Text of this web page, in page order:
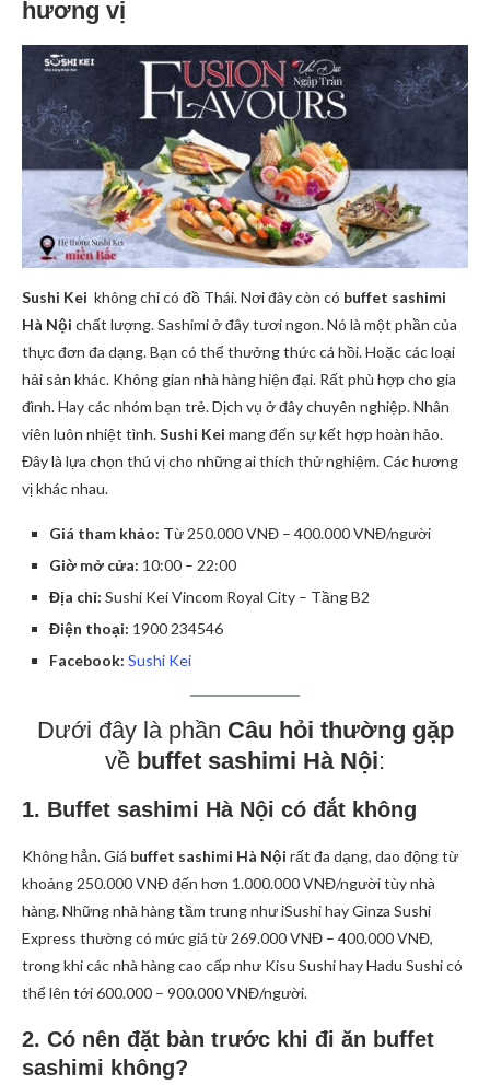
hương vị
Sushi Kei không chỉ có đồ Thái. Nơi đây còn có buffet sashimi
Hà Nội chất lượng. Sashimi ở đây tươi ngon. Nó là một phần của
thực đơn đa dạng. Bạn có thể thưởng thức cá hồi. Hoặc các loại
hải sản khác. Không gian nhà hàng hiện đại. Rất phù hợp cho gia
đình. Hay các nhóm bạn trẻ. Dịch vụ ở đây chuyên nghiệp. Nhân
viên luôn nhiệt tình.Sushi Kei mang đến sự kết hợp hoàn hảo.
Đây là lựa chọn thú vị cho những ai thích thử nghiệm. Các hương
vị khác nhau.
Giá tham khảo: Từ 250.000 VNĐ – 400.000 VNĐ/người
Giờ mở cửa: 10:00 – 22:00
Địa chỉ: Sushi Kei Vincom Royal City – Tầng B2
Điện thoại: 1900 234546
Facebook: Sushi Kei
Dưới đây là phần Câu hỏi thường gặp
về buffet sashimi Hà Nội:
1. Buffet sashimi Hà Nội có đắt không
Không hẳn. Giá buffet sashimi Hà Nội rất đa dạng, dao động từ
khoảng 250.000 VNĐ đến hơn 1.000.000 VNĐ/người tùy nhà
hàng. Những nhà hàng tầm trung như iSushi hay Ginza Sushi
Express thường có mức giá từ 269.000 VNĐ – 400.000 VNĐ,
trong khi các nhà hàng cao cấp như Kisu Sushi hay Hadu Sushi có
thể lên tới 600.000 – 900.000 VNĐ/người.
2. Có nên đặt bàn trước khi đi ăn buffet
sashimi không?